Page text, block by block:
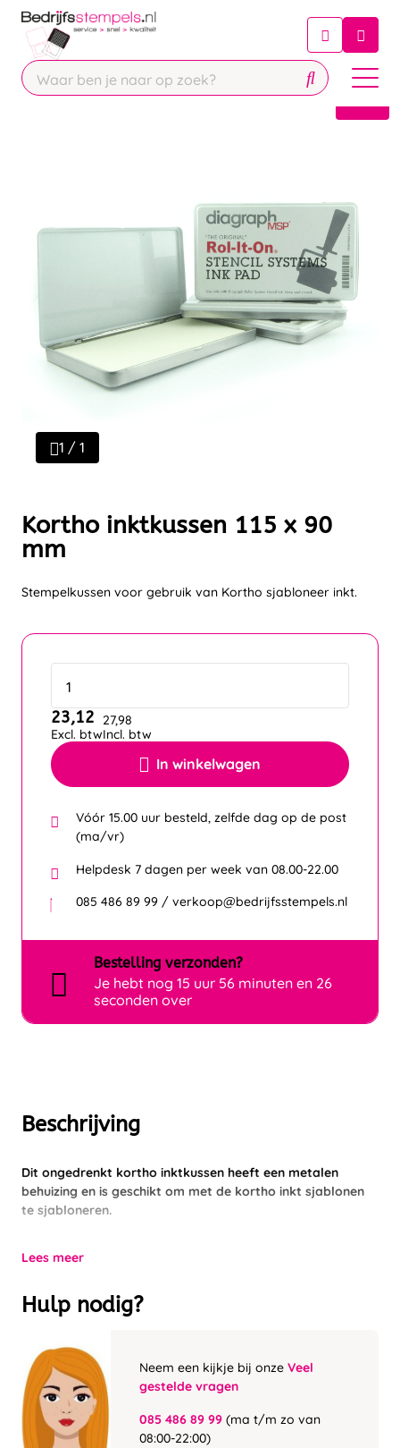
Chatbot
Chat 24/7 met onze chatbot voor
Contact
Beschrijving
Dit ongedrenkt kortho inktkussen heeft een metalen
behuizing en is geschikt om met de kortho inkt sjablonen
te sjabloneren.
Lees meer
Hulp nodig?
Neem een kijkje bij onze Veel
gestelde vragen
085 486 89 99 (ma t/m zo van
08:00-22:00)
1 / 1
Kortho inktkussen 115 x 90
mm
Stempelkussen voor gebruik van Kortho sjabloneer inkt.
In winkelwagen
23,12
Excl. btw
27,98
Incl. btw
Vóór 15.00 uur besteld, zelfde dag op de post
(ma/vr)
Helpdesk 7 dagen per week van 08.00-22.00
085 486 89 99 / verkoop@bedrijfsstempels.nl
Bestelling verzonden?
Je hebt nog 15 uur 56 minuten en 26
seconden over